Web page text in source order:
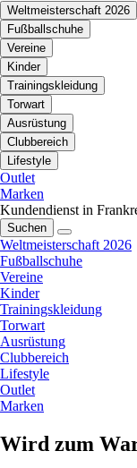
Weltmeisterschaft 2026
Fußballschuhe
Vereine
Kinder
Trainingskleidung
Torwart
Ausrüstung
Clubbereich
Lifestyle
Outlet
Marken
Kundendienst in
Suchen
Weltmeisterschaft 2026
Fußballschuhe
Vereine
Kinder
Trainingskleidung
Torwart
Ausrüstung
Clubbereich
Lifestyle
Outlet
Marken
Wird zum